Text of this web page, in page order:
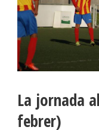
La jornada
febrer)